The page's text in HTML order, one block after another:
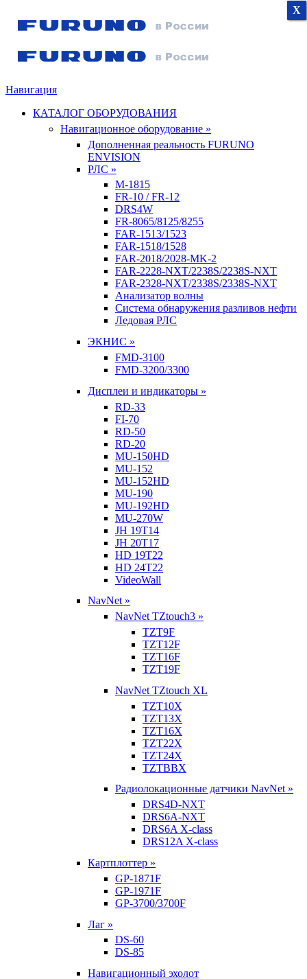
Навигация
КАТАЛОГ ОБОРУДОВАНИЯ
Навигационное оборудование »
Дополненная реальность FURUNO
ENVISION
РЛС »
M-1815
FR-10 / FR-12
DRS4W
FR-8065/8125/8255
FAR-1513/1523
FAR-1518/1528
FAR-2018/2028-MK-2
FAR-2228-NXT/2238S/2238S-NXT
FAR-2328-NXT/2338S/2338S-NXT
Анализатор волны
Система обнаружения разливов нефти
Ледовая РЛС
ЭКНИС »
FMD-3100
FMD-3200/3300
Дисплеи и индикаторы »
RD-33
FI-70
RD-50
RD-20
MU-150HD
MU-152
MU-152HD
MU-190
MU-192HD
MU-270W
JH 19T14
JH 20T17
HD 19T22
HD 24T22
VideoWall
NavNet »
NavNet TZtouch3 »
TZT9F
TZT12F
TZT16F
TZT19F
NavNet TZtouch XL
TZT10X
TZT13X
TZT16X
TZT22X
TZT24X
TZTBBX
Радиолокационные датчики NavNet »
DRS4D-NXT
DRS6A-NXT
DRS6A X-class
DRS12A X-class
Картплоттер »
GP-1871F
GP-1971F
GP-3700/3700F
Лаг »
DS-60
DS-85
Навигационный эхолот
X
X
X